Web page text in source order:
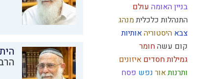
בניין האומה עולם
התנהלות כלכליתמנהג
צבא היסטוריהאותיות
קום עשהחומר
גמילות חסדים איזונים
ותרנותאור נפש פסח